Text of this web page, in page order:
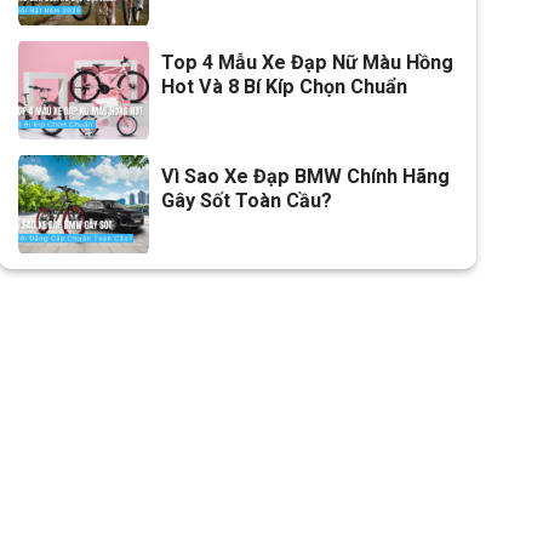
Lưu ý
được thay đổi từ nhà sản xuất
nhằm nâng cao chất lượng
Top 4 Mẫu Xe Đạp Nữ Màu Hồng
Hot Và 8 Bí Kíp Chọn Chuẩn
Vì Sao Xe Đạp BMW Chính Hãng
Gây Sốt Toàn Cầu?